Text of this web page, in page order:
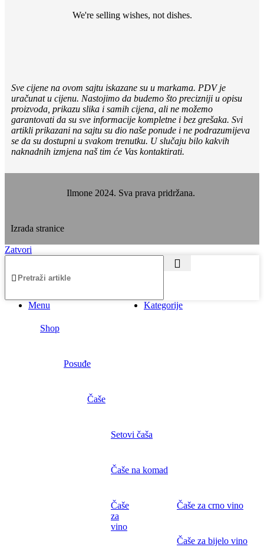
We're selling wishes, not dishes.
Sve cijene na ovom sajtu iskazane su u markama. PDV je
uračunat u cijenu. Nastojimo da budemo što precizniji u opisu
proizvoda, prikazu slika i samih cijena, ali ne možemo
garantovati da su sve informacije kompletne i bez grešaka. Svi
artikli prikazani na sajtu su dio naše ponude i ne podrazumijeva
se da su dostupni u svakom trenutku. U slučaju bilo kakvih
naknadnih izmjena naš tim će Vas kontaktirati.
Ilmone 2024. Sva prava pridržana.
Izrada stranice
Zatvori
Menu Kategorije
Shop
Posuđe
Čaše
Setovi čaša
Čaše na komad
Čaše
za
vino
Čaše za crno vino
Čaše za bijelo vino